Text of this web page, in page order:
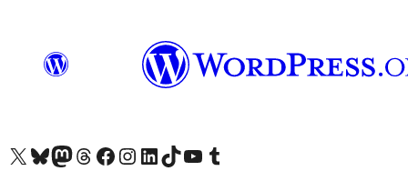
X (旧 Twitter) アカウントへBluesky アカウントへMastodon アカウントへThreads アカウントへ Facebook ページへInstagram アカウントへ LinkedIn アカウントへTikTok アカウントへYouTube チャンネルへ Tumblr アカウントへ